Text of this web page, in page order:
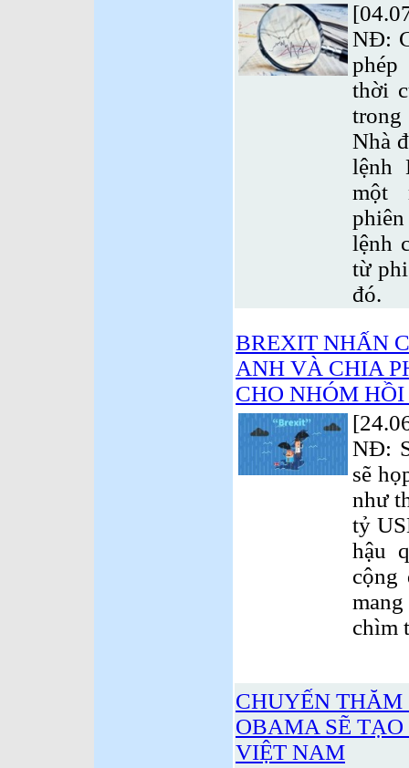
NĐ:
thời
Nhà
lệnh
một
lệnh
từ
đó.
BREXIT NHẤN
ANH VÀ CHIA
CHO NHÓM
NĐ:
sẽ
như
tỷ
hậu
cộng
chìm
CHUYẾN THĂM
OBAMA SẼ
VIỆT NAM